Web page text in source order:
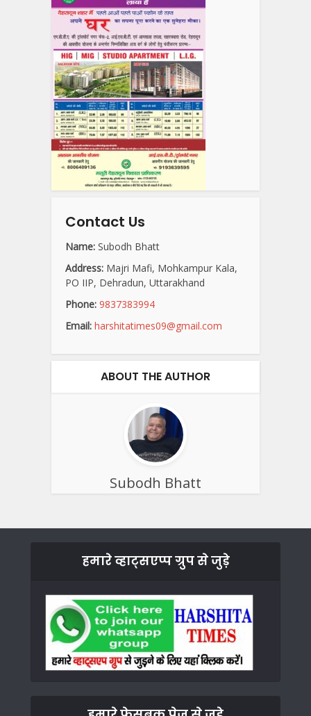
Contact Us
Name: Subodh Bhatt
Address: Majri Mafi, Mohkampur Kala,
PO IIP, Dehradun, Uttarakhand
Phone: 9837383994
Email: harshitatimes09@gmail.com
ABOUT THE AUTHOR
Subodh Bhatt
हमारे व्हाट्सएप्प ग्रुप से जुड़े